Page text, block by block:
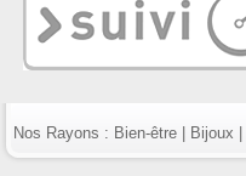
Nos Rayons : Bien-être| Bijoux